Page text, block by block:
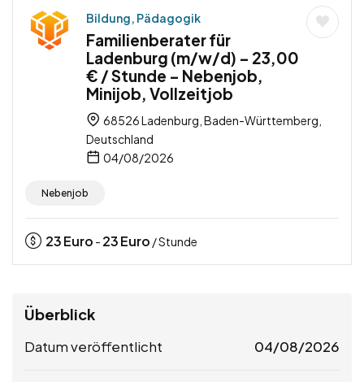
Bildung, Pädagogik
Familienberater für
Ladenburg (m/w/d) – 23,00
€ / Stunde – Nebenjob,
Minijob, Vollzeitjob
68526 Ladenburg, Baden-Württemberg,
Deutschland
04/08/2026
Nebenjob
23Euro - 23Euro / Stunde
Überblick
Datum veröffentlicht 04/08/2026